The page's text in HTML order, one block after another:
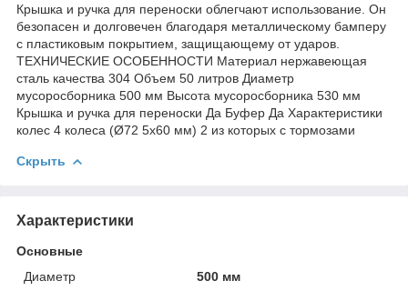
Крышка и ручка для переноски облегчают использование. Он
безопасен и долговечен благодаря металлическому бамперу
с пластиковым покрытием, защищающему от ударов.
ТЕХНИЧЕСКИЕ ОСОБЕННОСТИ Материал нержавеющая
сталь качества 304 Объем 50 литров Диаметр
мусоросборника 500 мм Высота мусоросборника 530 мм
Крышка и ручка для переноски Да Буфер Да Характеристики
колес 4 колеса (Ø72 5x60 мм) 2 из которых с тормозами
Скрыть
Характеристики
Основные
Диаметр
500 мм